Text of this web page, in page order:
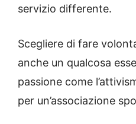
servizio differente.
Scegliere di fare
anche un qualcosa
passione come
per un’associazione